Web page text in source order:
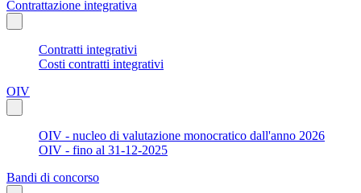
Contrattazione integrativa
Contratti integrativi
Costi contratti integrativi
OIV
OIV - nucleo di valutazione monocratico dall'anno 2026
OIV - fino al 31-12-2025
Bandi di concorso